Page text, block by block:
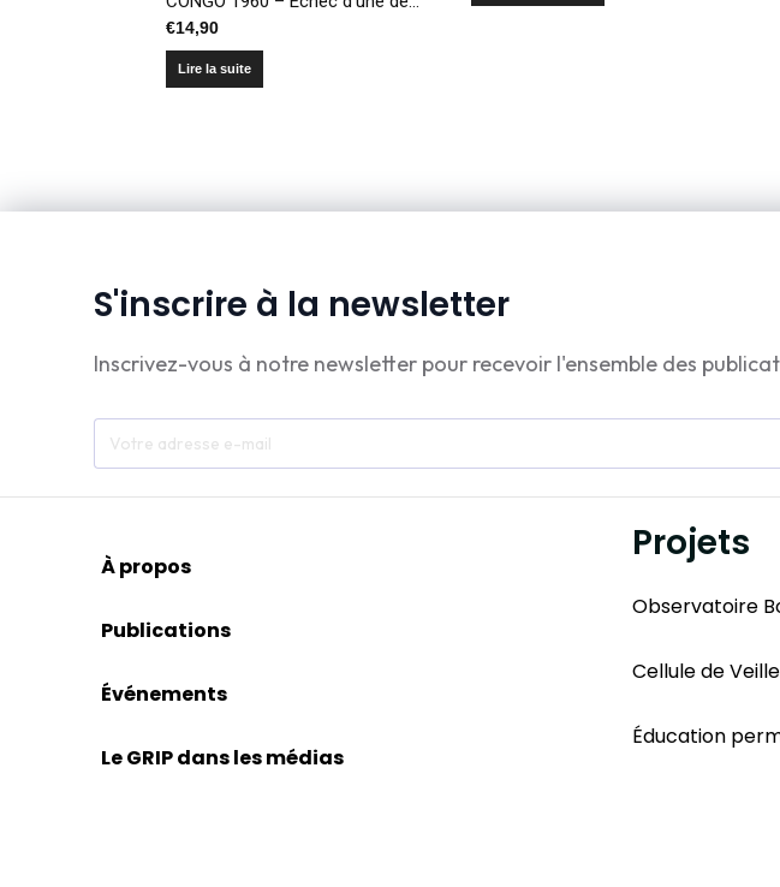
€14,90
Lire la suite
S'inscrire à la newsletter
Inscrivez-vous à notre newsletter pour recevoir l'ensemble des
À propos
Publications
Événements
Le GRIP dans les médias
Projets
Observatoire
Cellule de Veille
Éducation